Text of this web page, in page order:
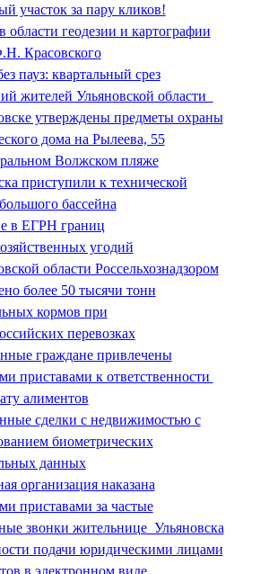
участок за пару кликов!
области геодезии и картографии
Красовского
пауз: квартальный срез
жителей Ульяновской области
утверждены предметы охраны
дома на Рылеева, 55
Волжском пляже
приступили к технической
бассейна
в ЕГРН границ
угодий
области Россельхознадзором
более 50 тысячи тонн
кормов при
перевозках
граждане привлечены
приставами к ответственности
алиментов
сделки с недвижимостью с
биометрических
данных
организация наказана
приставами за частые
звонки жительнице Ульяновска
подачи юридическими лицами
в электронном виде